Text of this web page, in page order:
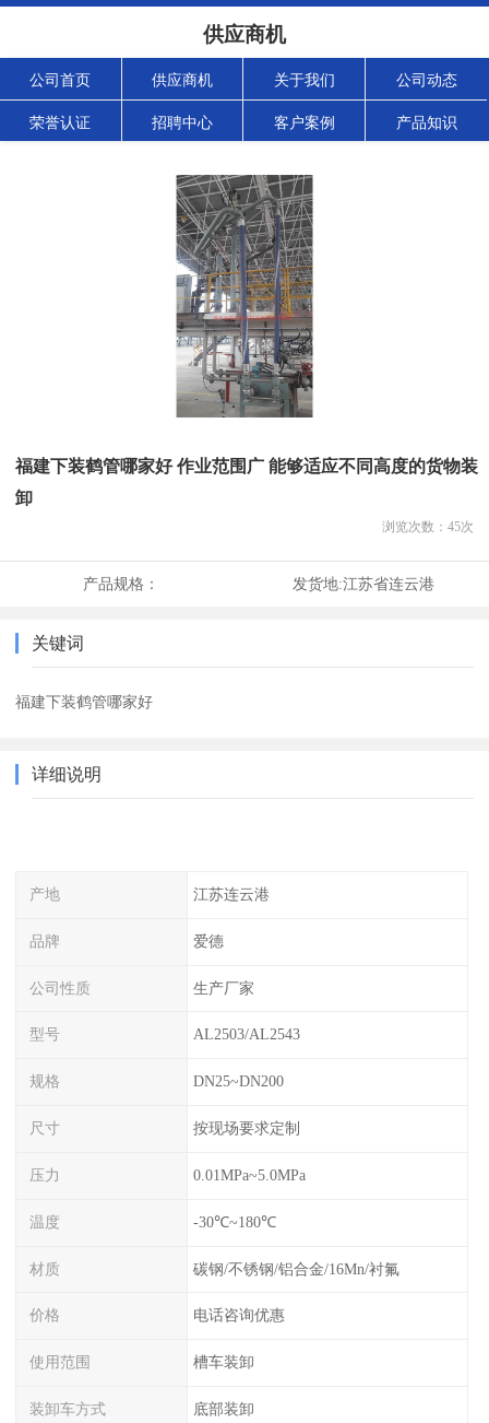
供应商机
公司首页 供应商机 关于我们 公司动态
荣誉认证 招聘中心 客户案例 产品知识
福建下装鹤管哪家好 作业范围广 能够适应不同高度的货物装
卸
浏览次数： 45次
产品规格： 发货地:江苏省连云港
关键词
福建下装鹤管哪家好
详细说明
产地 江苏连云港
品牌 爱德
公司性质 生产厂家
型号 AL2503/AL2543
规格 DN25~DN200
尺寸 按现场要求定制
压力 0.01MPa~5.0MPa
温度 -30℃~180℃
材质 碳钢/不锈钢/铝合金/16Mn/衬氟
价格 电话咨询优惠
使用范围 槽车装卸
装卸车方式 底部装卸